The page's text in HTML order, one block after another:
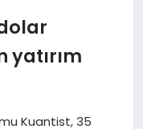
yatırım
Kuantist, 35